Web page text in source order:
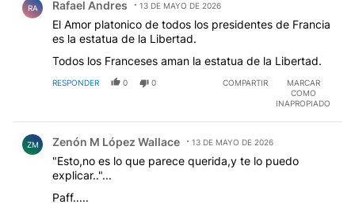
RA Rafael Andres 13 DE MAYO DE 2026
El Amor platonico de todos los presidentes de Francia
es la estatua de la Libertad.
Todos los Franceses aman la estatua de la Libertad.
RESPONDER 0 0 COMPARTIR
MARCAR
COMO
INAPROPIADO
ZM Zenón M López Wallace 13 DE MAYO DE 2026
"Esto,no es lo que parece querida,y te lo puedo
explicar.."...
Paff.....